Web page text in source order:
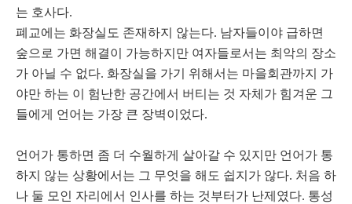
는 호사다.
폐교에는 화장실도 존재하지 않는다. 남자들이야 급하면
숲으로 가면 해결이 가능하지만 여자들로서는 최악의 장소
가 아닐 수 없다. 화장실을 가기 위해서는 마을회관까지 가
야만 하는 이 험난한 공간에서 버티는 것 자체가 힘겨운 그
들에게 언어는 가장 큰 장벽이었다.
언어가 통하면 좀 더 수월하게 살아갈 수 있지만 언어가 통
하지 않는 상황에서는 그 무엇을 해도 쉽지가 않다. 처음 하
나 둘 모인 자리에서 인사를 하는 것부터가 난제였다. 통성